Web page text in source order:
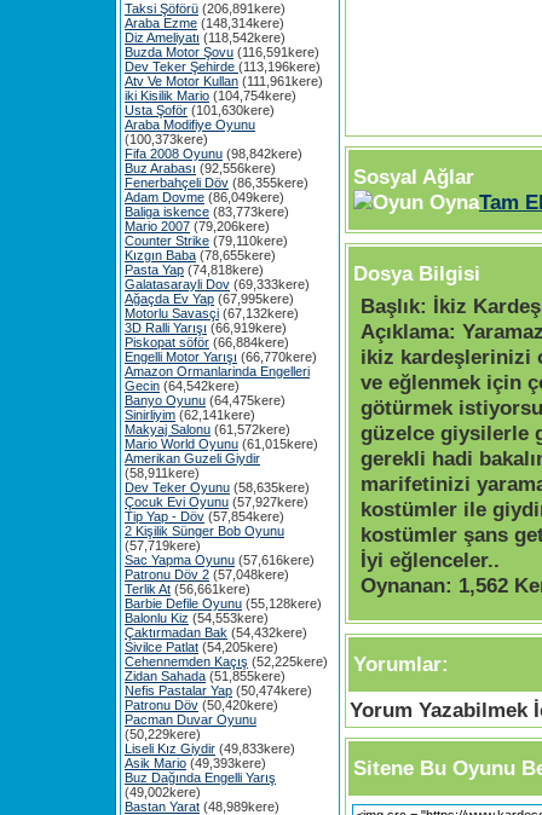
Taksi Şöförü (206,891kere)
Araba Ezme (148,314kere)
Diz Ameliyatı (118,542kere)
Buzda Motor Şovu (116,591kere)
Dev Teker Şehirde (113,196kere)
Atv Ve Motor Kullan (111,961kere)
iki Kisilik Mario (104,754kere)
Usta Şoför (101,630kere)
Araba Modifiye Oyunu
(100,373kere)
Fifa 2008 Oyunu (98,842kere)
Buz Arabası (92,556kere)
Fenerbahçeli Döv (86,355kere)
Adam Dovme (86,049kere)
Baliga iskence (83,773kere)
Mario 2007 (79,206kere)
Counter Strike (79,110kere)
Kızgın Baba (78,655kere)
Pasta Yap (74,818kere)
Galatasarayli Dov (69,333kere)
Ağaçda Ev Yap (67,995kere)
Motorlu Savasçi (67,132kere)
3D Ralli Yarışı (66,919kere)
Piskopat söför (66,884kere)
Engelli Motor Yarışı (66,770kere)
Amazon Ormanlarinda Engelleri
Gecin (64,542kere)
Banyo Oyunu (64,475kere)
Sinirliyim (62,141kere)
Makyaj Salonu (61,572kere)
Mario World Oyunu (61,015kere)
Amerikan Guzeli Giydir
(58,911kere)
Dev Teker Oyunu (58,635kere)
Çocuk Evi Oyunu (57,927kere)
Tip Yap - Döv (57,854kere)
2 Kişilik Sünger Bob Oyunu
(57,719kere)
Sac Yapma Oyunu (57,616kere)
Patronu Döv 2 (57,048kere)
Terlik At (56,661kere)
Barbie Defile Oyunu (55,128kere)
Balonlu Kiz (54,553kere)
Çaktırmadan Bak (54,432kere)
Sivilce Patlat (54,205kere)
Cehennemden Kaçış (52,225kere)
Zidan Sahada (51,855kere)
Nefis Pastalar Yap (50,474kere)
Patronu Döv (50,420kere)
Pacman Duvar Oyunu
(50,229kere)
Liseli Kız Giydir (49,833kere)
Asik Mario (49,393kere)
Buz Dağında Engelli Yarış
(49,002kere)
Bastan Yarat (48,989kere)
Sosyal Ağlar
Tam
Dosya Bilgisi
Başlık: İkiz
Açıklama:
ikiz kardeşlerinizi
ve eğlenmek için
götürmek
güzelce giysilerle
gerekli hadi
marifetinizi
kostümler ile
kostümler şans
İyi eğlenceler..
Oynanan: 1,562
Yorumlar:
Yorum Yazabilmek
Sitene Bu Oyunu